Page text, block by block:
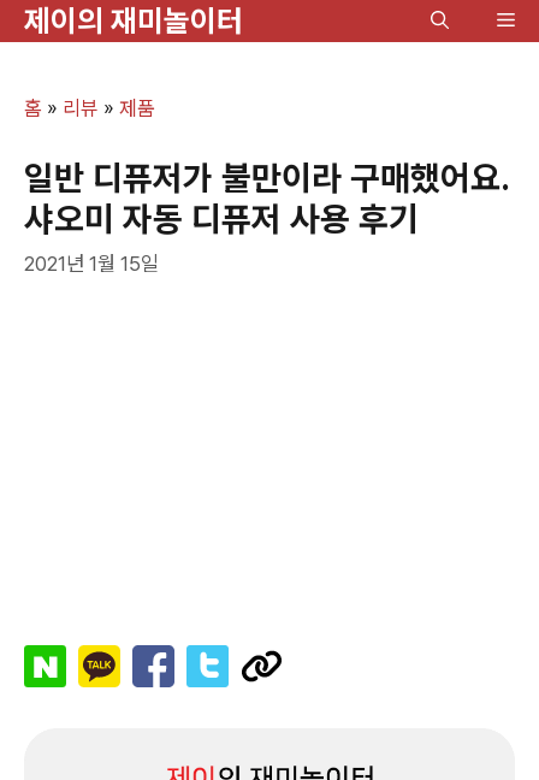
제이의 재미놀이터
메
홈 » 리뷰 » 제품
일반 디퓨저가 불만이라 구매했어요.
샤오미 자동 디퓨저 사용 후기
2021년 1월 15일